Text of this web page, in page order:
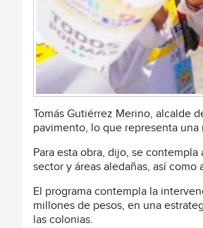
Tomás Gutiérrez Merino, alcalde
pavimento, lo que representa
Para esta obra, dijo, se
sector y áreas aledañas, así
El programa contempla la
millones de pesos, en una
las colonias.